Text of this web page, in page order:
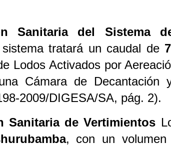
Sanitaria del Sistema
tratará un caudal de
Lodos Activados por
Cámara de Decantación
2009/DIGESA/SA, pág. 2).
Sanitaria de Vertimientos
, con un